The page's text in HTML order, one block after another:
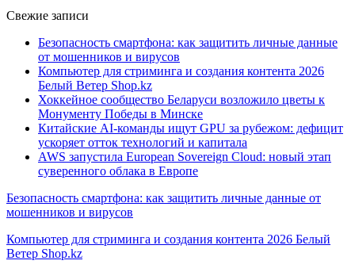
Свежие записи
Безопасность смартфона: как защитить личные данные
от мошенников и вирусов
Компьютер для стриминга и создания контента 2026
Белый Ветер Shop.kz
Хоккейное сообщество Беларуси возложило цветы к
Монументу Победы в Минске
Китайские AI-команды ищут GPU за рубежом: дефицит
ускоряет отток технологий и капитала
AWS запустила European Sovereign Cloud: новый этап
суверенного облака в Европе
Безопасность смартфона: как защитить личные данные от
мошенников и вирусов
Компьютер для стриминга и создания контента 2026 Белый
Ветер Shop.kz